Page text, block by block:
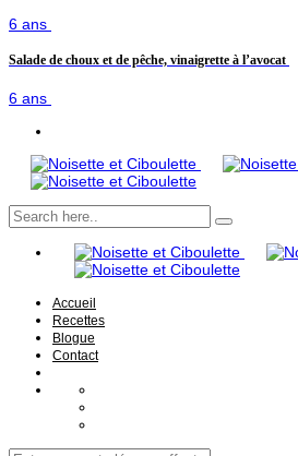
6 ans
Salade de choux et de pêche, vinaigrette à l’avocat
6 ans
Accueil
Recettes
Blogue
Contact